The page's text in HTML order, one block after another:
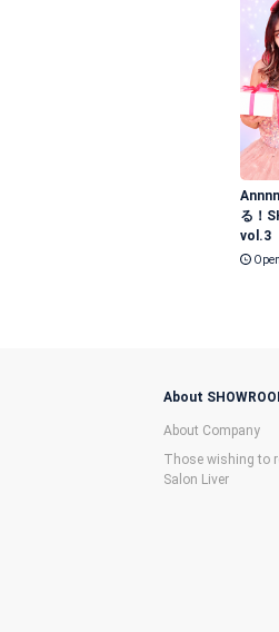
る！
vol.3
About
About Company
Those wishing to
Salon Liver